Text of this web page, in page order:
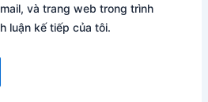
và trang web trong trình
luận kế tiếp của tôi.